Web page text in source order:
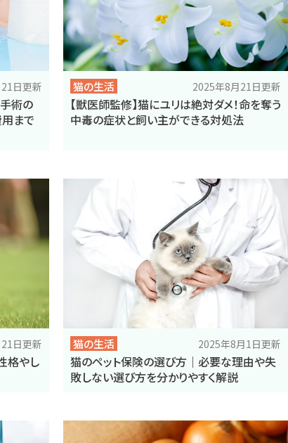
日更新
術の
用まで
猫の生活 2025年8月21日更新
【獣医師監修】猫にユリは絶対ダメ！命を奪う
中毒の症状と飼い主ができる対処法
日更新
格やし
猫の生活 2025年8月1日更新
猫のペット保険の選び方｜必要な理由や失
敗しない選び方を分かりやすく解説